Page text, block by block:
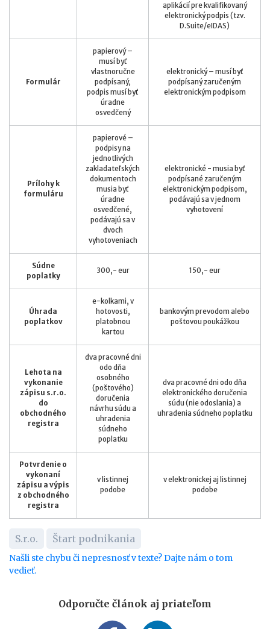
aplikácií pre kvalifikovaný
elektronický podpis (tzv.
D.Suite/eIDAS)
Formulár
papierový –
musí byť
vlastnoručne
podpísaný,
podpis musí byť
úradne
osvedčený
elektronický – musí byť
podpísaný zaručeným
elektronickým podpisom
Prílohy k
formuláru
papierové –
podpisy na
jednotlivých
zakladateľských
dokumentoch
musia byť
úradne
osvedčené,
podávajú sa v
dvoch
vyhotoveniach
elektronické - musia byť
podpísané zaručeným
elektronickým podpisom,
podávajú sa v jednom
vyhotovení
Súdne
poplatky
300,- eur 150,- eur
Úhrada
poplatkov
e-kolkami, v
hotovosti,
platobnou
kartou
bankovým prevodom alebo
poštovou poukážkou
Lehota na
vykonanie
zápisu s.r.o.
do
obchodného
registra
dva pracovné dni
odo dňa
osobného
(poštového)
doručenia
návrhu súdu a
uhradenia
súdneho
poplatku
dva pracovné dni odo dňa
elektronického doručenia
súdu (nie odoslania) a
uhradenia súdneho poplatku
Potvrdenie o
vykonaní
zápisu a výpis
z obchodného
registra
v listinnej
podobe
v elektronickej aj listinnej
podobe
S.r.o. Štart podnikania
Našli ste chybu či nepresnosť v texte? Dajte nám o tom
vedieť.
Odporučte článok aj priateľom